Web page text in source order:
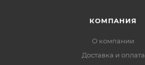
КОМПАНИЯ
О компании
Доставка и оплата